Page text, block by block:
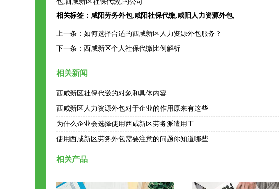
包,西咸新区社保代缴,的公司
相关标签： 咸阳劳务外包,咸阳社保代缴,咸阳人力资源外包,
上一条： 如何选择合适的西咸新区人力资源外包服务？
下一条： 西咸新区个人社保代缴比例解析
相关新闻
西咸新区社保代缴的对象和具体内容
西咸新区人力资源外包对于企业的作用原来有这些
为什么企业会选择使用西咸新区劳务派遣用工
使用西咸新区劳务外包需要注意的问题你知道哪些
相关产品